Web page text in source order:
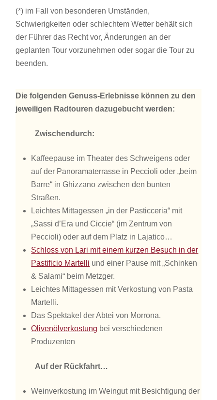
(*) im Fall von besonderen Umständen,
Schwierigkeiten oder schlechtem Wetter behält sich
der Führer das Recht vor, Änderungen an der
geplanten Tour vorzunehmen oder sogar die Tour zu
beenden.
Die folgenden Genuss-Erlebnisse können zu den
jeweiligen Radtouren dazugebucht werden:
Zwischendurch:
Kaffeepause im Theater des Schweigens oder
auf der Panoramaterrasse in Peccioli oder „beim
Barre“ in Ghizzano zwischen den bunten
Straßen.
Leichtes Mittagessen „in der Pasticceria“ mit
„Sassi d’Era und Ciccie“ (im Zentrum von
Peccioli) oder auf dem Platz in Lajatico…
Schloss von Lari mit einem kurzen Besuch in der
Pastificio Martelli und einer Pause mit „Schinken
& Salami“ beim Metzger.
Leichtes Mittagessen mit Verkostung von Pasta
Martelli.
Das Spektakel der Abtei von Morrona.
Olivenölverkostung bei verschiedenen
Produzenten
Auf der Rückfahrt…
Weinverkostung im Weingut mit Besichtigung der